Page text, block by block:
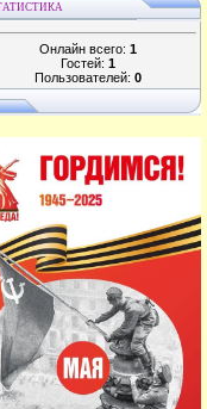
Онлайн всего: 1
Гостей: 1
Пользователей: 0